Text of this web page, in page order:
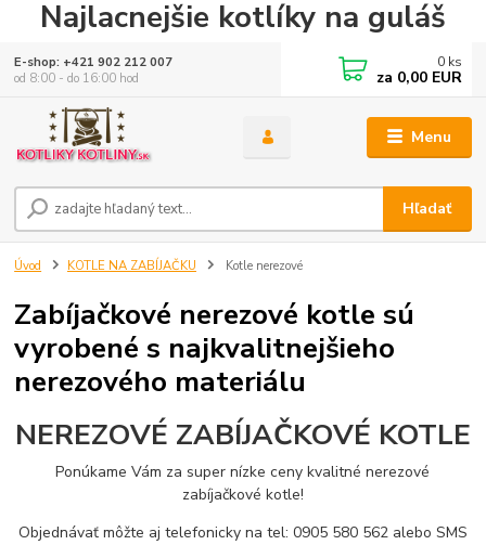
Najlacnejšie kotlíky na guláš
Menu
Hľadať
E-shop: +421 902 212 007
od 8:00 - do 16:00 hod
0 ks
za 0,00 EUR
Úvod KOTLE NA ZABÍJAČKU Kotle nerezové
Zabíjačkové nerezové kotle sú
vyrobené s najkvalitnejšieho
nerezového materiálu
NEREZOVÉ ZABÍJAČKOVÉ KOTLE
Ponúkame Vám za super nízke ceny kvalitné nerezové
zabíjačkové kotle!
Objednávať môžte aj telefonicky na tel: 0905 580 562 alebo SMS